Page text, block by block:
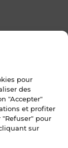
pour
des
"Accepter"
et profiter
"Refuser" pour
sur